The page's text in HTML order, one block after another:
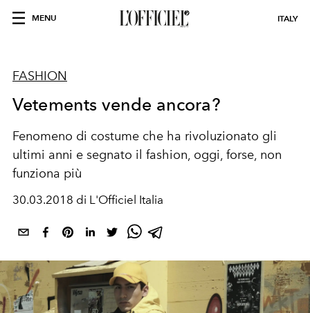
MENU ITALY
FASHION
Vetements vende ancora?
Fenomeno di costume che ha rivoluzionato gli
ultimi anni e segnato il fashion, oggi, forse, non
funziona più
30.03.2018 di L'Officiel Italia